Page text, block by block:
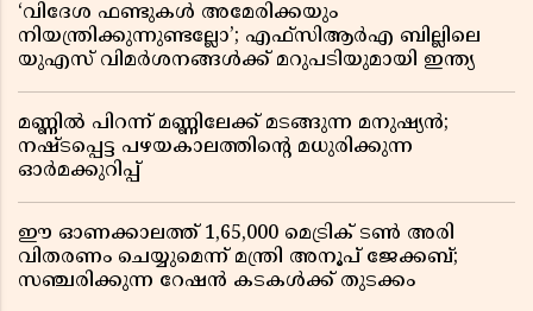
‘വിദേശ ഫണ്ടുകൾ അമേരിക്കയും
നിയന്ത്രിക്കുന്നുണ്ടല്ലോ’; എഫ്സിആർഎ ബില്ലിലെ
യുഎസ് വിമർശനങ്ങൾക്ക് മറുപടിയുമായി ഇന്ത്യ
മണ്ണിൽ പിറന്ന് മണ്ണിലേക്ക് മടങ്ങുന്ന മനുഷ്യൻ;
നഷ്ടപ്പെട്ട പഴയകാലത്തിൻ്റെ മധുരിക്കുന്ന
ഓർമക്കുറിപ്പ്
ഈ ഓണക്കാലത്ത് 1,65,000 മെട്രിക് ടൺ അരി
വിതരണം ചെയ്യുമെന്ന് മന്ത്രി അനൂപ് ജേക്കബ്;
സഞ്ചരിക്കുന്ന റേഷൻ കടകൾക്ക് തുടക്കം